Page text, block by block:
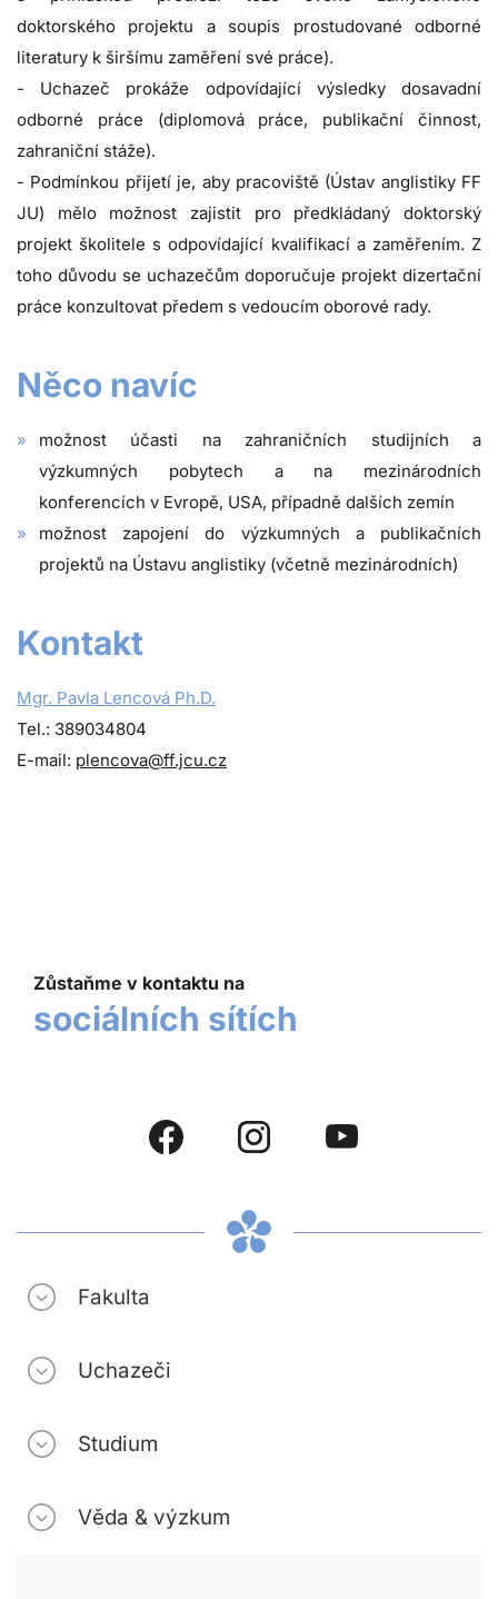
doktorského projektu a soupis prostudované odborné
literatury k širšímu zaměření své práce).
- Uchazeč prokáže odpovídající výsledky dosavadní
odborné práce (diplomová práce, publikační činnost,
zahraniční stáže).
- Podmínkou přijetí je, aby pracoviště (Ústav anglistiky FF
JU) mělo možnost zajistit pro předkládaný doktorský
projekt školitele s odpovídající kvalifikací a zaměřením. Z
toho důvodu se uchazečům doporučuje projekt dizertační
práce konzultovat předem s vedoucím oborové rady.
Něco navíc
možnost účasti na zahraničních studijních a
výzkumných pobytech a na mezinárodních
konferencích v Evropě, USA, případně dalších zemín
možnost zapojení do výzkumných a publikačních
projektů na Ústavu anglistiky (včetně mezinárodních)
Kontakt
Mgr. Pavla Lencová Ph.D.
Tel.: 389034804
E-mail: plencova@ff.jcu.cz
Zůstaňme v kontaktu na
sociálních sítích
Fakulta
Uchazeči
Studium
Věda & výzkum